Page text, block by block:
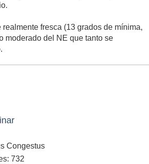
fresca (13 grados de mínima,
moderado del NE que tanto se
Congestus
732